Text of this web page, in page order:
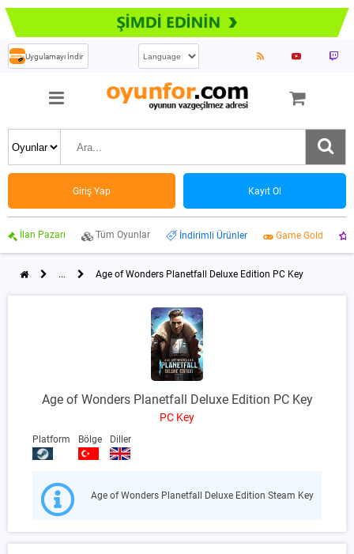
Uygulamayı İndir
Giriş Yap Kayıt Ol
İlan Pazarı Tüm Oyunlar İndirimli Ürünler Game Gold
... Age of Wonders Planetfall Deluxe Edition PC Key
Age of Wonders Planetfall Deluxe Edition PC Key
PC Key
Platform Bölge Diller
Age of Wonders Planetfall Deluxe Edition Steam Key